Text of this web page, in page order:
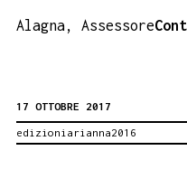
Alagna, Assessore
17 OTTOBRE 2017
edizioniarianna2016